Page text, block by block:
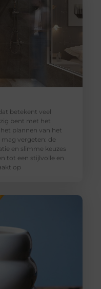
betekent veel
bent met het
plannen van het
vergeten: de
en slimme keuzes
tot een stijlvolle en
op